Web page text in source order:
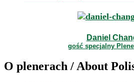
Daniel
gość specjalny
O plenerach / About